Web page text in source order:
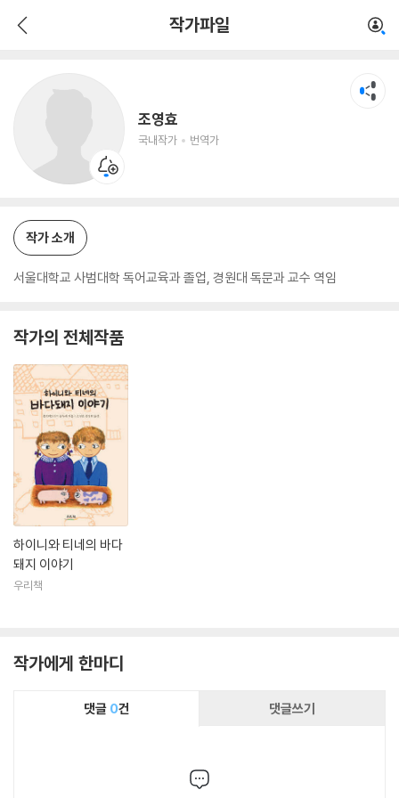
작가파일
조영효
국내작가 번역가
작가 소개
서울대학교 사범대학 독어교육과 졸업, 경원대 독문과 교수 역임
작가의 전체작품
하이니와 티네의 바다
돼지 이야기
우리책
작가에게 한마디
댓글 0건 댓글쓰기